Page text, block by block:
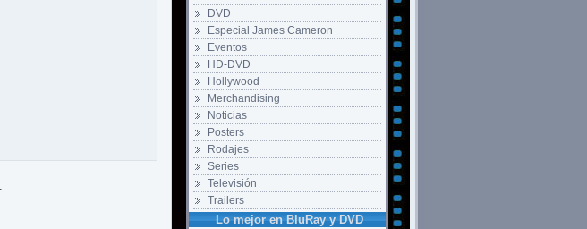
DVD
Especial James Cameron
Eventos
HD-DVD
Hollywood
Merchandising
Noticias
Posters
Rodajes
Series
Televisión
Trailers
Lo mejor en BluRay y DVD